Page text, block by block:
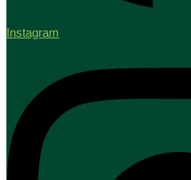
Instagram